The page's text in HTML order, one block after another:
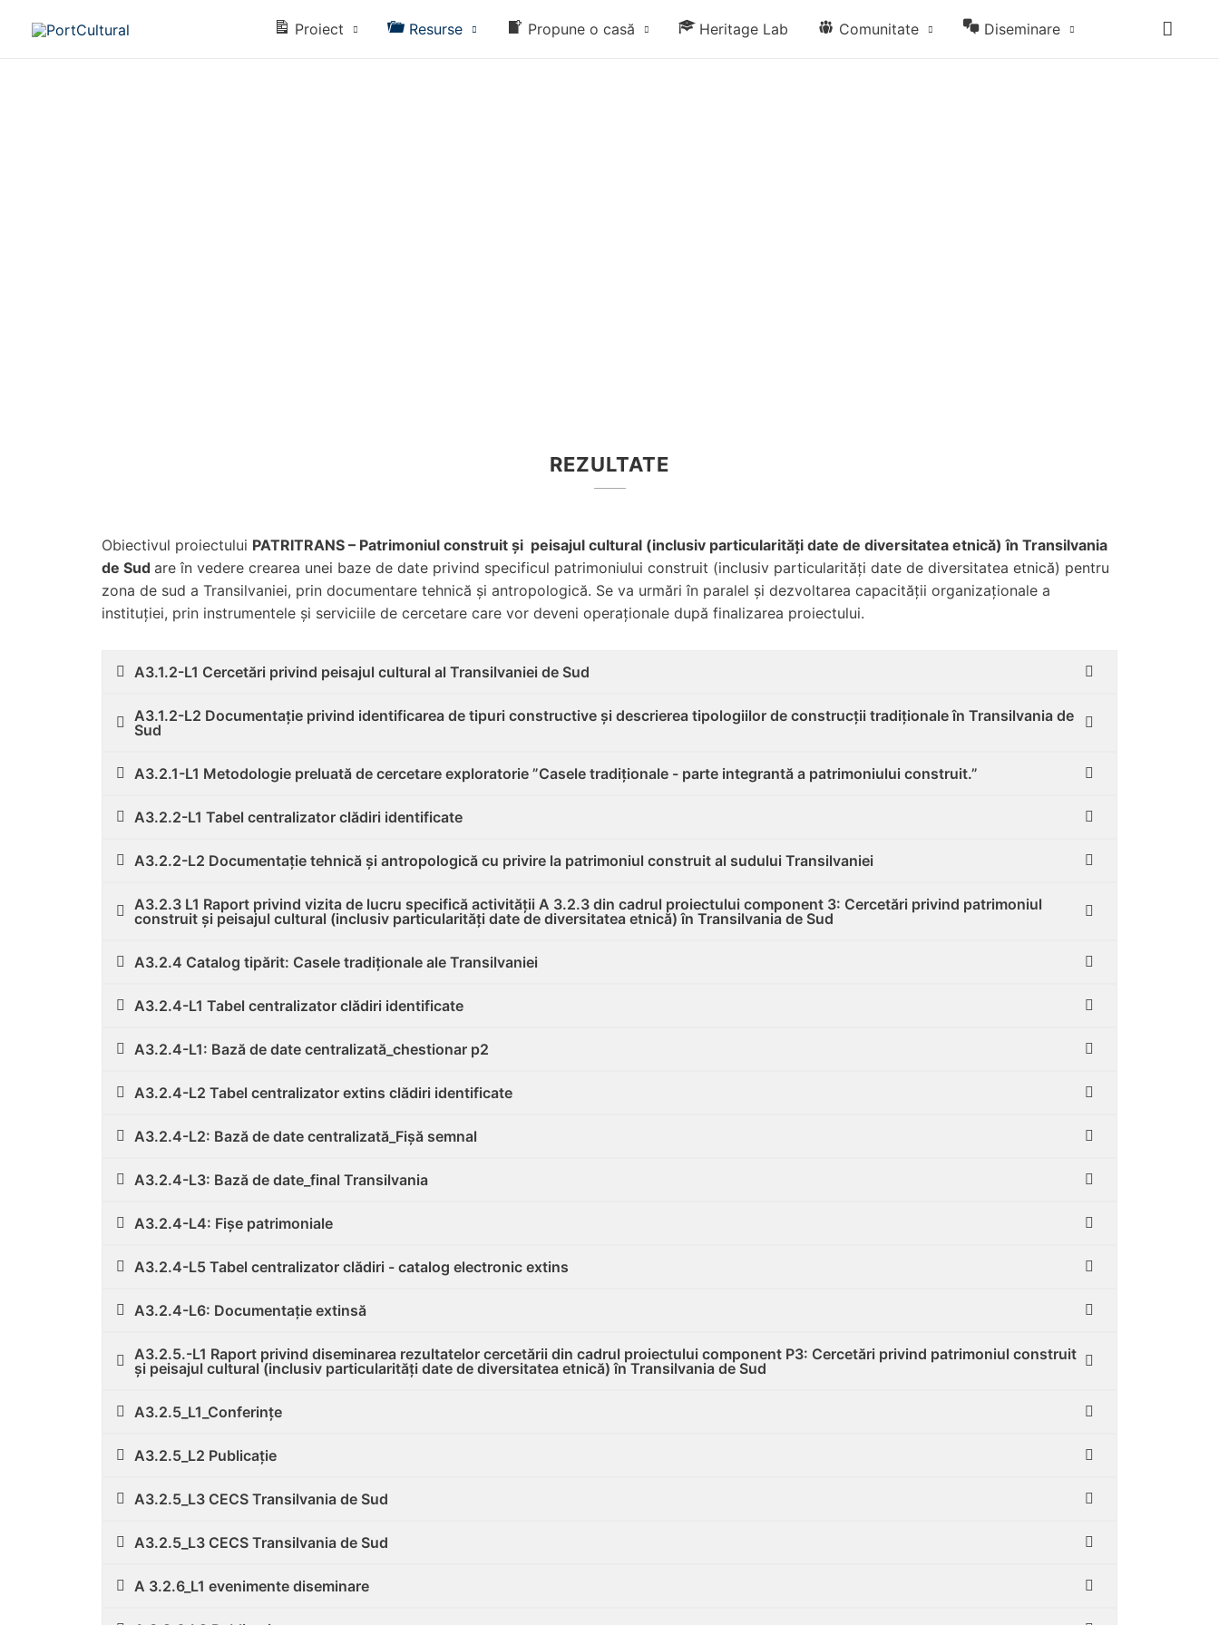
Proiect Resurse Propune o casă Heritage Lab Comunitate Diseminare
REZULTATE
Obiectivul proiectului PATRITRANS – Patrimoniul construit și peisajul cultural (inclusiv particularități date de diversitatea etnică) în Transilvania
de Sud are în vedere crearea unei baze de date privind specificul patrimoniului construit (inclusiv particularități date de diversitatea etnică) pentru
zona de sud a Transilvaniei, prin documentare tehnică și antropologică. Se va urmări în paralel și dezvoltarea capacității organizaționale a
instituției, prin instrumentele și serviciile de cercetare care vor deveni operaționale după finalizarea proiectului.
A3.1.2-L1 Cercetări privind peisajul cultural al Transilvaniei de Sud
A3.1.2-L2 Documentație privind identificarea de tipuri constructive și descrierea tipologiilor de construcții tradiționale în Transilvania de
Sud
A3.2.1-L1 Metodologie preluată de cercetare exploratorie ”Casele tradiționale - parte integrantă a patrimoniului construit.”
A3.2.2-L1 Tabel centralizator clădiri identificate
A3.2.2-L2 Documentație tehnică și antropologică cu privire la patrimoniul construit al sudului Transilvaniei
A3.2.3 L1 Raport privind vizita de lucru specifică activității A 3.2.3 din cadrul proiectului component 3: Cercetări privind patrimoniul
construit și peisajul cultural (inclusiv particularități date de diversitatea etnică) în Transilvania de Sud
A3.2.4 Catalog tipărit: Casele tradiționale ale Transilvaniei
A3.2.4-L1 Tabel centralizator clădiri identificate
A3.2.4-L1: Bază de date centralizată_chestionar p2
A3.2.4-L2 Tabel centralizator extins clădiri identificate
A3.2.4-L2: Bază de date centralizată_Fișă semnal
A3.2.4-L3: Bază de date_final Transilvania
A3.2.4-L4: Fișe patrimoniale
A3.2.4-L5 Tabel centralizator clădiri - catalog electronic extins
A3.2.4-L6: Documentație extinsă
A3.2.5.-L1 Raport privind diseminarea rezultatelor cercetării din cadrul proiectului component P3: Cercetări privind patrimoniul construit
și peisajul cultural (inclusiv particularități date de diversitatea etnică) în Transilvania de Sud
A3.2.5_L1_Conferințe
A3.2.5_L2 Publicație
A3.2.5_L3 CECS Transilvania de Sud
A3.2.5_L3 CECS Transilvania de Sud
A 3.2.6_L1 evenimente diseminare